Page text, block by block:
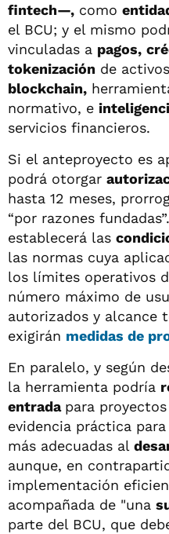
fintech—, como
el BCU; y el mismo
vinculadas a pagos,
tokenización de
blockchain,
normativo, e
servicios financieros.
Si el anteproyecto es
podrá otorgar
hasta 12 meses,
“por razones
establecerá las
las normas cuya
los límites operativos
número máximo de
autorizados y alcance
exigirán medidas de
En paralelo, y según
la herramienta podría
entrada para
evidencia práctica
más adecuadas al
aunque, en
implementación
acompañada de "una
parte del BCU, que